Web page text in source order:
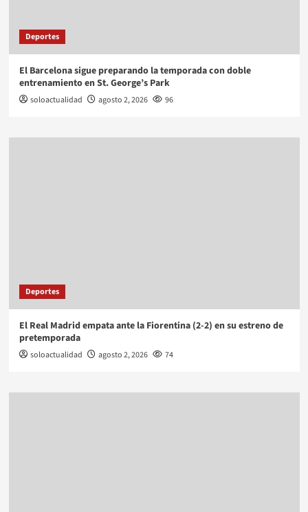
Deportes
El Barcelona sigue preparando la temporada con doble
entrenamiento en St. George’s Park
soloactualidad agosto 2, 2026 96
Deportes
El Real Madrid empata ante la Fiorentina (2-2) en su estreno de
pretemporada
soloactualidad agosto 2, 2026 74